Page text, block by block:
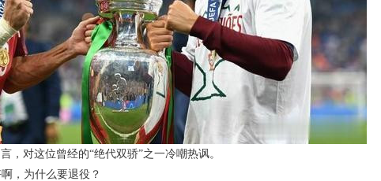
，对这位曾经的“绝代双骄”之一冷嘲热讽。
，为什么要退役？